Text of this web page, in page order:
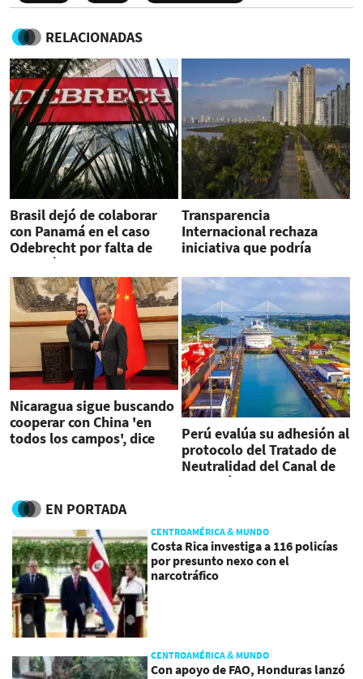
RELACIONADAS
Brasil dejó de colaborar
con Panamá en el caso
Odebrecht por falta de
garantías
Transparencia
Internacional rechaza
iniciativa que podría
Panamá
Nicaragua sigue buscando
cooperar con China 'en
todos los campos', dice
Perú evalúa su adhesión al
protocolo del Tratado de
Neutralidad del Canal de
Panamá
EN PORTADA
CENTROAMÉRICA & MUNDO
Costa Rica investiga a 116 policías
por presunto nexo con el
narcotráfico
CENTROAMÉRICA & MUNDO
Con apoyo de FAO, Honduras lanzó